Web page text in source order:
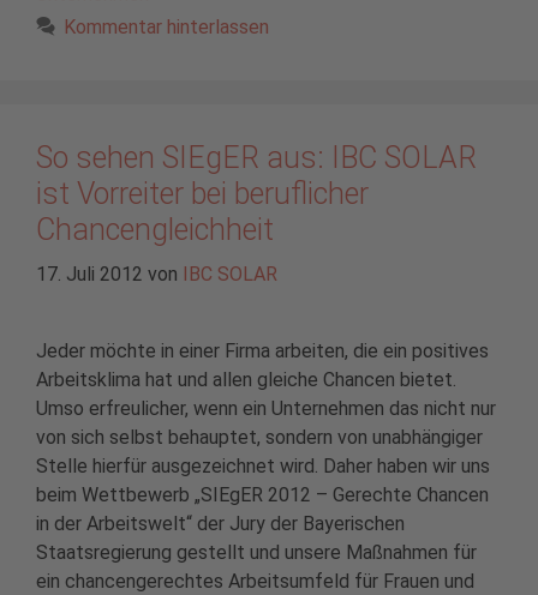
Kommentar hinterlassen
So sehen SIEgER aus: IBC SOLAR
ist Vorreiter bei beruflicher
Chancengleichheit
17. Juli 2012 von IBC SOLAR
Jeder möchte in einer Firma arbeiten, die ein positives
Arbeitsklima hat und allen gleiche Chancen bietet.
Umso erfreulicher, wenn ein Unternehmen das nicht nur
von sich selbst behauptet, sondern von unabhängiger
Stelle hierfür ausgezeichnet wird. Daher haben wir uns
beim Wettbewerb „SIEgER 2012 – Gerechte Chancen
in der Arbeitswelt“ der Jury der Bayerischen
Staatsregierung gestellt und unsere Maßnahmen für
ein chancengerechtes Arbeitsumfeld für Frauen und